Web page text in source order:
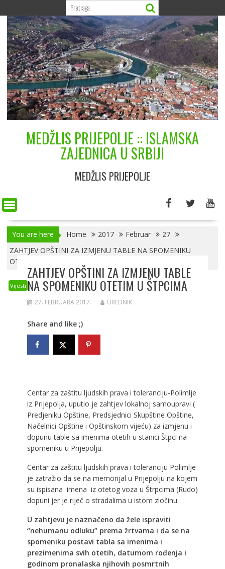
to
content
MEDŽLIS PRIJEPOLJE :: ISLAMSKA
ZAJEDNICA U SRBIJI
MEDŽLIS PRIJEPOLJE
You are here Home 2017 Februar
27
ZAHTJEV OPŠTINI ZA IZMJENU TABLE NA SPOMENIKU
OTETIM U ŠTPCIMA
Vijesti
ZAHTJEV OPŠTINI ZA IZMJENU TABLE
NA SPOMENIKU OTETIM U ŠTPCIMA
27. FEBRUARA 2017. UREDNIK
Share and like ;)
Centar za zaštitu ljudskih prava i toleranciju-Polimlje
iz Prijepolja, uputio je zahtjev lokalnoj samoupravi (
Predjeniku Opštine, Predsjednici Skupštine Opštine,
Načelnici Opštine i Opštinskom vijeću) za izmjenu i
dopunu table sa imenima otetih u stanici Štpci na
spomeniku u Prijepolju.
Centar za zaštitu ljudskih prava i toleranciju Polimlje
je zatražio da se na memorijal u Prijepolju na kojem
su ispisana imena iz otetog voza u Štrpcima (Rudo)
dopuni jer je riječ o stradalima u istom zločinu.
U zahtjevu je naznačeno da žele ispraviti
“nehumanu odluku” prema žrtvama i da se na
spomeniku postavi tabla sa imenima i
prezimenima svih otetih, datumom rođenja i
godinom pronalaska njihovih posmrtnih